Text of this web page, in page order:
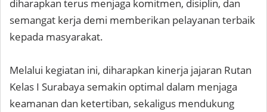
diharapkan terus menjaga komitmen, disiplin, dan
semangat kerja demi memberikan pelayanan terbaik
kepada masyarakat.
Melalui kegiatan ini, diharapkan kinerja jajaran Rutan
Kelas I Surabaya semakin optimal dalam menjaga
keamanan dan ketertiban, sekaligus mendukung